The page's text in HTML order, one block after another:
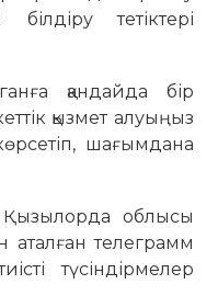
тетіктері
қандайда бір
қызмет алуыңыз
шағымдана
Қызылорда облысы
аталған телеграмм
түсіндірмелер